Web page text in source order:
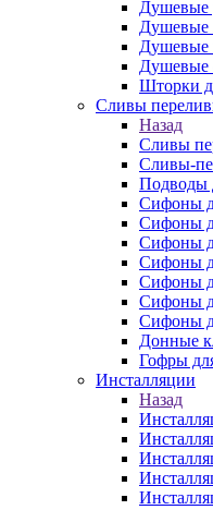
Душевые
Душевые
Душевые
Душевые
Шторки
Сливы
Назад
Сливы
Сливы-
Подводы
Сифоны
Сифоны
Сифоны
Сифоны
Сифоны
Сифоны
Сифоны
Донные
Гофры
Инсталляции
Назад